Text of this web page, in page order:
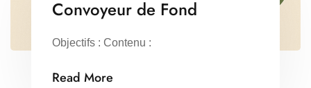
Convoyeur de Fond
Objectifs : Contenu :
Read More